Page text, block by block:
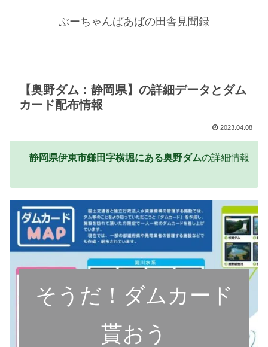
ぶーちゃんばあばの田舎見聞録
【奥野ダム：静岡県】の詳細データとダム
カード配布情報
2023.04.08
静岡県伊東市鎌田字横堀にある奥野ダムの詳細情報
そうだ！ダムカード
貰おう